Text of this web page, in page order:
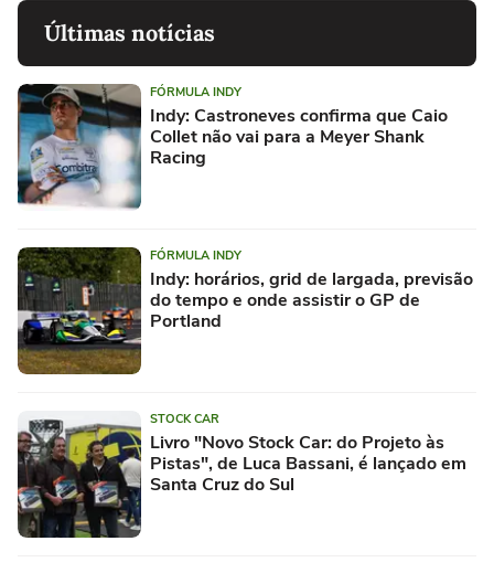
Últimas notícias
FÓRMULA INDY
Indy: Castroneves confirma que Caio
Collet não vai para a Meyer Shank
Racing
FÓRMULA INDY
Indy: horários, grid de largada, previsão
do tempo e onde assistir o GP de
Portland
STOCK CAR
Livro "Novo Stock Car: do Projeto às
Pistas", de Luca Bassani, é lançado em
Santa Cruz do Sul